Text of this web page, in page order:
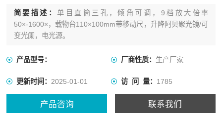
简要描述：单目直筒三孔，倾角可调，9档放大倍率
50×-1600×，载物台110×100mm带移动尺，升降阿贝聚光镜/可
变光阑，电光源。
产品型号： 厂商性质： 生产厂家
更新时间：2025-01-01 访 问 量： 1785
产品咨询 联系我们